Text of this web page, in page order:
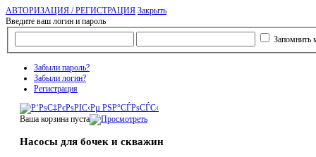
АВТОРИЗАЦИЯ / РЕГИСТРАЦИЯ Закрыть
Введите ваш логин и пароль
Запомнить
Забыли пароль?
Забыли логин?
Регистрация
Ваша корзина пуста
Насосы для бочек и скважин